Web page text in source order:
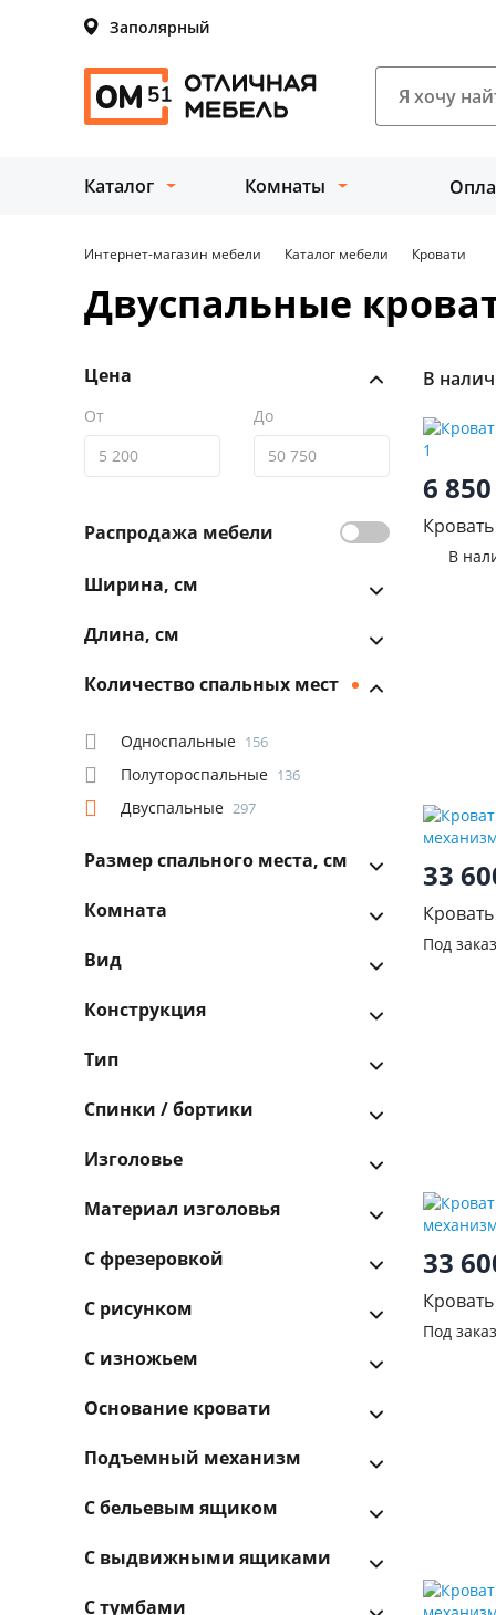
Заполярный
Каталог Комнаты
Интернет-магазин мебели Каталог мебели Кровати
Двуспальные
Цена
От До
Распродажа мебели
Ширина, см
Длина, см
Количество спальных мест
Односпальные 156
Полутороспальные 136
Двуспальные 297
Размер спального места, см
Комната
Вид
Конструкция
Тип
Спинки / бортики
Изголовье
Материал изголовья
С фрезеровкой
С рисунком
С изножьем
Основание кровати
Подъемный механизм
С бельевым ящиком
С выдвижными ящиками
С тумбами
В
6 850
В
33
Под заказ
33
Под заказ